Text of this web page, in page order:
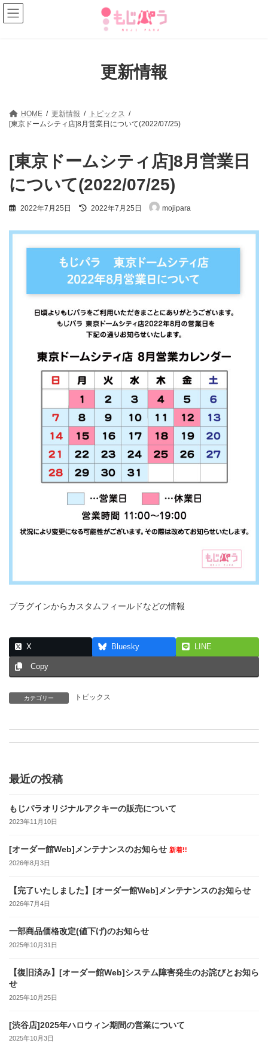
コ
ン
テ
ナ
ビ
ゲ
更新情報
HOME 更新情報
トピックス
[東京ドームシティ店]8月営業日について(2022/07/25)
[東京ドームシティ店]8月営業日
について(2022/07/25)
2022年7月25日
最
新
時
:
2022年7月25日 mojipara
プラグインからカスタムフィールドなどの情報
X Bluesky LINE
Copy
カテゴリー トピックス
[大阪店]営業時間変更のお知らせ(2022/09/05～)
最近の投稿
もじパラオリジナルアクキーの販売について
2023年11月10日
[オーダー館Web]メンテナンスのお知らせ 新着!!
2026年8月3日
【完了いたしました】[オーダー館Web]メンテナンスのお知らせ
2026年7月4日
一部商品価格改定(値下げ)のお知らせ
2025年10月31日
【復旧済み】[オーダー館Web]システム障害発生のお詫びとお知ら
せ
2025年10月25日
[渋谷店]2025年ハロウィン期間の営業について
2025年10月3日